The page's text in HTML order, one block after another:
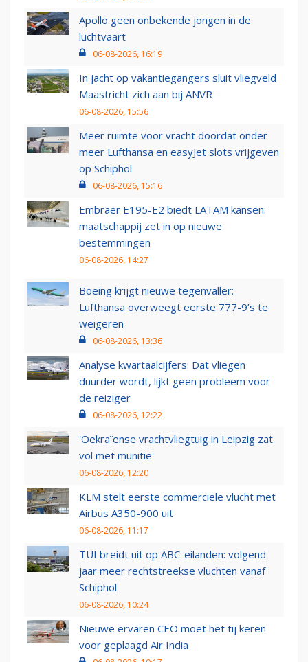
Apollo geen onbekende jongen in de
luchtvaart
06-08-2026, 16:19
In jacht op vakantiegangers sluit vliegveld
Maastricht zich aan bij ANVR
06-08-2026, 15:56
Meer ruimte voor vracht doordat onder
meer Lufthansa en easyJet slots vrijgeven
op Schiphol
06-08-2026, 15:16
Embraer E195-E2 biedt LATAM kansen:
maatschappij zet in op nieuwe
bestemmingen
06-08-2026, 14:27
Boeing krijgt nieuwe tegenvaller:
Lufthansa overweegt eerste 777-9’s te
weigeren
06-08-2026, 13:36
Analyse kwartaalcijfers: Dat vliegen
duurder wordt, lijkt geen probleem voor
de reiziger
06-08-2026, 12:22
'Oekraïense vrachtvliegtuig in Leipzig zat
vol met munitie'
06-08-2026, 12:20
KLM stelt eerste commerciële vlucht met
Airbus A350-900 uit
06-08-2026, 11:17
TUI breidt uit op ABC-eilanden: volgend
jaar meer rechtstreekse vluchten vanaf
Schiphol
06-08-2026, 10:24
Nieuwe ervaren CEO moet het tij keren
voor geplaagd Air India